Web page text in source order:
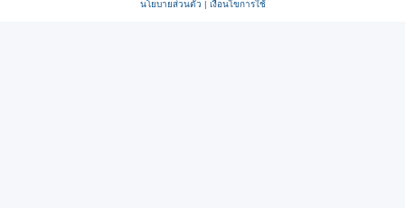
นโยบายส่วนตัว | เงื่อนไขการใช้